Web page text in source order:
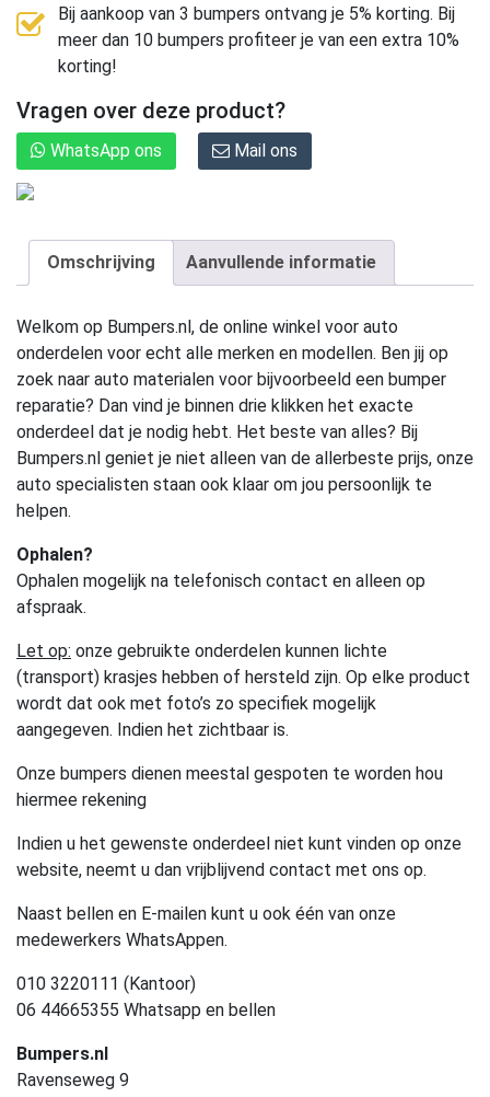
Bij aankoop van 3 bumpers ontvang je 5% korting. Bij
meer dan 10 bumpers profiteer je van een extra 10%
korting!
Vragen over deze product?
WhatsApp ons Mail ons
Omschrijving Aanvullende informatie
Welkom op Bumpers.nl, de online winkel voor auto
onderdelen voor echt alle merken en modellen. Ben jij op
zoek naar auto materialen voor bijvoorbeeld een bumper
reparatie? Dan vind je binnen drie klikken het exacte
onderdeel dat je nodig hebt. Het beste van alles? Bij
Bumpers.nl geniet je niet alleen van de allerbeste prijs, onze
auto specialisten staan ook klaar om jou persoonlijk te
helpen.
Ophalen?
Ophalen mogelijk na telefonisch contact en alleen op
afspraak.
Let op: onze gebruikte onderdelen kunnen lichte
(transport) krasjes hebben of hersteld zijn. Op elke product
wordt dat ook met foto’s zo specifiek mogelijk
aangegeven. Indien het zichtbaar is.
Onze bumpers dienen meestal gespoten te worden hou
hiermee rekening
Indien u het gewenste onderdeel niet kunt vinden op onze
website, neemt u dan vrijblijvend contact met ons op.
Naast bellen en E-mailen kunt u ook één van onze
medewerkers WhatsAppen.
010 3220111 (Kantoor)
06 44665355 Whatsapp en bellen
Bumpers.nl
Ravenseweg 9